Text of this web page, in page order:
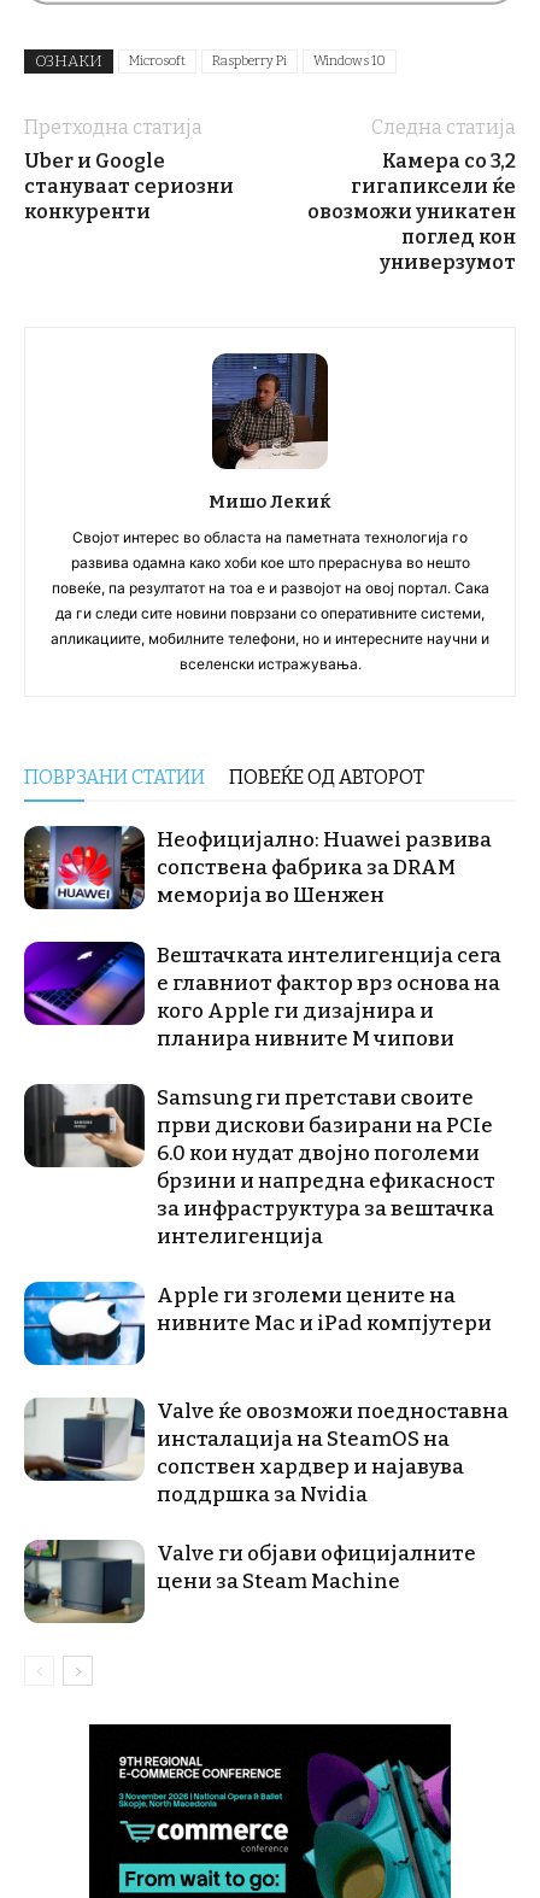
ОЗНАКИ Microsoft Raspberry Pi Windows 10
Претходна статија
Uber и Google
стануваат сериозни
конкуренти
Следна статија
Камера со 3,2
гигапиксели ќе
овозможи уникатен
поглед кон
универзумот
Мишо Лекиќ
Својот интерес во областа на паметната технологија го
развива одамна како хоби кое што прераснува во нешто
повеќе, па резултатот на тоа е и развојот на овој портал. Сака
да ги следи сите новини поврзани со оперативните системи,
апликациите, мобилните телефони, но и интересните научни и
вселенски истражувања.
ПОВРЗАНИ СТАТИИ ПОВЕЌЕ ОД АВТОРОТ
Неофицијално: Huawei развива
сопствена фабрика за DRAM
меморија во Шенжен
Вештачката интелигенција сега
е главниот фактор врз основа на
кого Apple ги дизајнира и
планира нивните М чипови
Samsung ги претстави своите
први дискови базирани на PCIe
6.0 кои нудат двојно поголеми
брзини и напредна ефикасност
за инфраструктура за вештачка
интелигенција
Apple ги зголеми цените на
нивните Mac и iPad компјутери
Valve ќе овозможи поедноставна
инсталација на SteamOS на
сопствен хардвер и најавува
поддршка за Nvidia
Valve ги објави официјалните
цени за Steam Machine